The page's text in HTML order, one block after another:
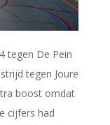
tegen De Pein
tegen Joure
boost omdat
cijfers had